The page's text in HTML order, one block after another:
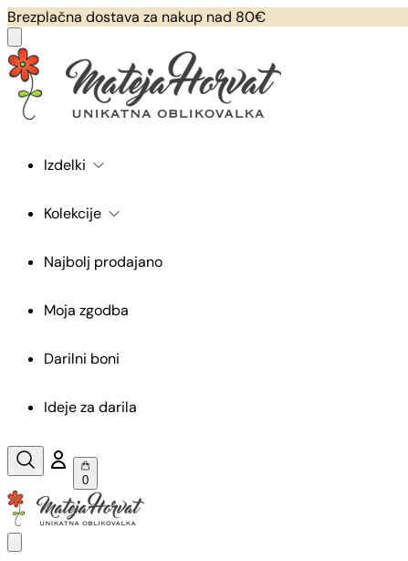
Brezplačna dostava za nakup nad 80€
Izdelki
Kolekcije
Najbolj prodajano
Moja zgodba
Darilni boni
Ideje za darila
0